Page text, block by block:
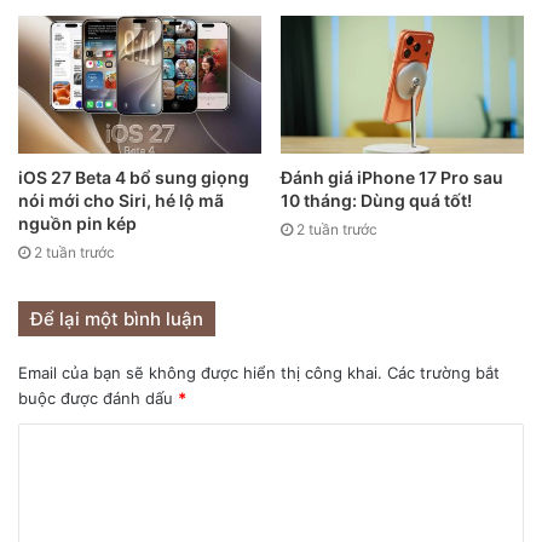
iOS.
AppleCare + là một phần của bộ phận Dịch vụ của Apple.
Công ty đã đặt mục tiêu đạt doanh thu 50 tỷ USD cho bộ
iOS 27 Beta 4 bổ sung giọng
nói mới cho Siri, hé lộ mã
nguồn pin kép
2 tuần trước
Đánh giá iPhone 17 Pro sau
10 tháng: Dùng quá tốt!
2 tuần trước
Để lại một bình luận
Email của bạn sẽ không được hiển thị công khai. Các trường bắt
buộc được đánh dấu *